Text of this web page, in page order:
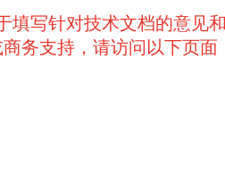
填写针对技术文档的意见
务支持，请访问以下页面